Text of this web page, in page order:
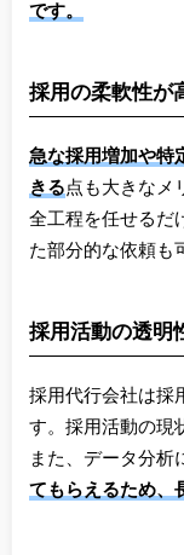
です。
採用の柔軟性が
急な採用増加や特
きる点も大きなメ
全工程を任せるだ
た部分的な依頼も
採用活動の透明
採用代行会社は採
す。採用活動の現
また、データ分析
てもらえるため、